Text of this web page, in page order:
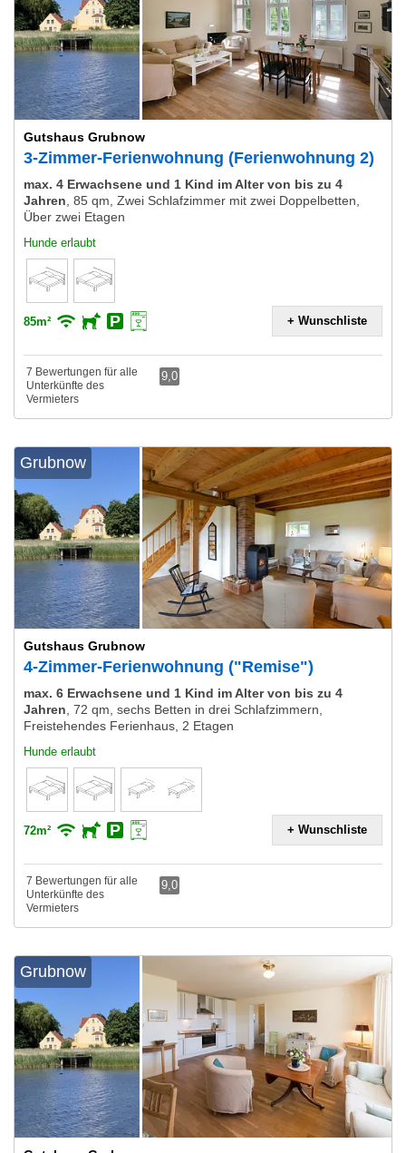
Gutshaus Grubnow
3-Zimmer-Ferienwohnung (Ferienwohnung 2)
max. 4 Erwachsene und 1 Kind im Alter von bis zu 4
Jahren 85 qm, Zwei Schlafzimmer mit zwei Doppelbetten,
Über zwei Etagen
Hunde erlaubt
85m² + Wunschliste
7 Bewertungen für alle
Unterkünfte des
Vermieters
9,0
Grubnow
Gutshaus Grubnow
4-Zimmer-Ferienwohnung ("Remise")
max. 6 Erwachsene und 1 Kind im Alter von bis zu 4
Jahren 72 qm, sechs Betten in drei Schlafzimmern,
Freistehendes Ferienhaus, 2 Etagen
Hunde erlaubt
72m² + Wunschliste
7 Bewertungen für alle
Unterkünfte des
Vermieters
9,0
Grubnow